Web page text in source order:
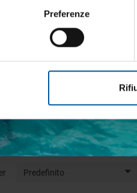
trattamento dati personali
Preferenze
€ 25,88 € 22,00
Predefinito